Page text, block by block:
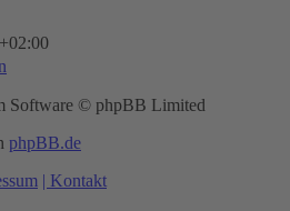
Software © phpBB Limited
phpBB.de
| Kontakt